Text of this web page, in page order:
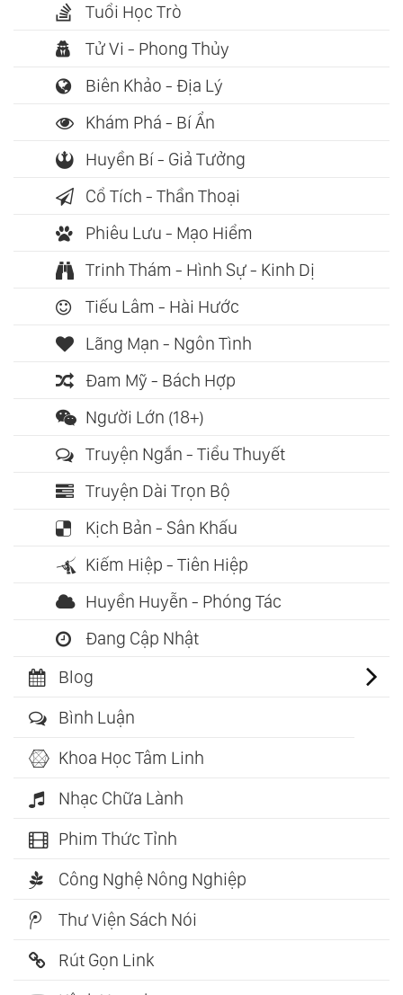
Tuổi Học Trò
Tử Vi - Phong Thủy
Biên Khảo - Địa Lý
Khám Phá - Bí Ẩn
Huyền Bí - Giả Tưởng
Cổ Tích - Thần Thoại
Phiêu Lưu - Mạo Hiểm
Trinh Thám - Hình Sự - Kinh Dị
Tiếu Lâm - Hài Hước
Lãng Mạn - Ngôn Tình
Đam Mỹ - Bách Hợp
Người Lớn (18+)
Truyện Ngắn - Tiểu Thuyết
Truyện Dài Trọn Bộ
Kịch Bản - Sân Khấu
Kiếm Hiệp - Tiên Hiệp
Huyền Huyễn - Phóng Tác
Đang Cập Nhật
Blog
Bình Luận
Khoa Học Tâm Linh
Nhạc Chữa Lành
Phim Thức Tỉnh
Công Nghệ Nông Nghiệp
Thư Viện Sách Nói
Rút Gọn Link